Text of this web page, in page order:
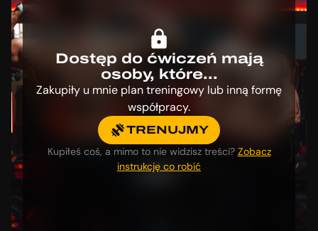
Dostęp do ćwiczeń mają
osoby, które...
Zakupiły u mnie plan treningowy lub inną formę
współpracy.
TRENUJMY
Kupiłeś coś, a mimo to nie widzisz treści? Zobacz
instrukcję co robić